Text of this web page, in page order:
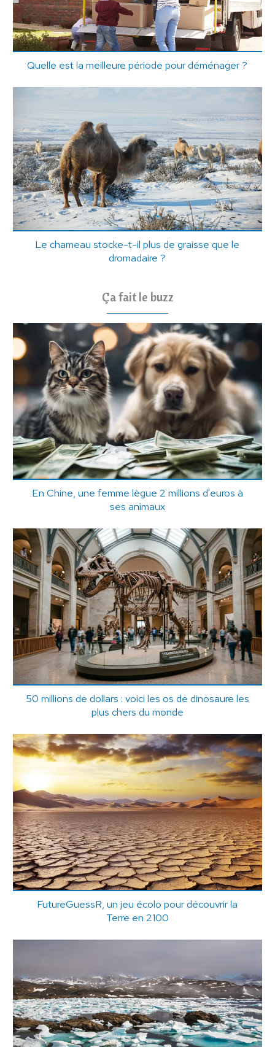
Quelle est la meilleure période pour déménager ?
Le chameau stocke-t-il plus de graisse que le
dromadaire ?
Ça fait le buzz
En Chine, une femme lègue 2 millions d'euros à
ses animaux
50 millions de dollars : voici les os de dinosaure les
plus chers du monde
FutureGuessR, un jeu écolo pour découvrir la
Terre en 2100